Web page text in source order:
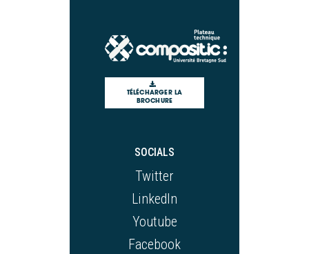
TÉLÉCHARGER LA
BROCHURE
SOCIALS
Twitter
LinkedIn
Youtube
Facebook